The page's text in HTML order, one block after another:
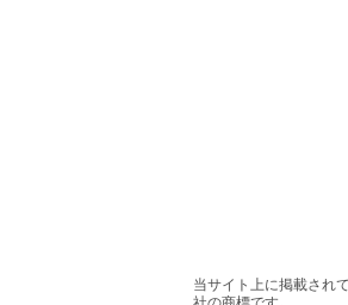
当サイト上に掲載され